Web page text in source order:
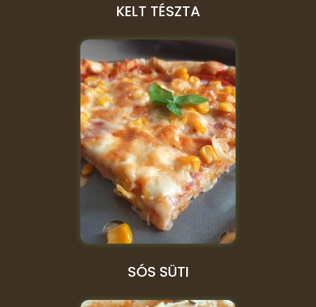
KELT TÉSZTA
SÓS SÜTI